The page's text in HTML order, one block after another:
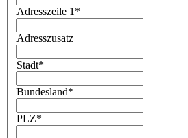
Adresszeile 1 *
Adresszusatz
Stadt*
Bundesland*
PLZ*